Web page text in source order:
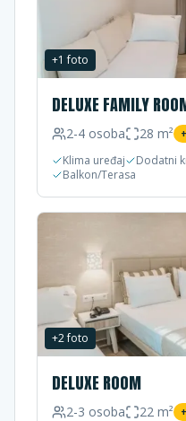
+1 foto
DELUXE FAMILY
2-4 osoba 28 m²
Klima uređaj
Dodatni
Balkon/Terasa
+2foto
DELUXE ROOM
2-3 osoba 22 m²